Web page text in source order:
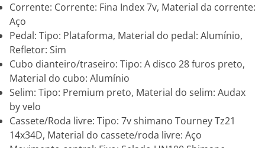
Corrente: Corrente: Fina Index 7v, Material da corrente:
Aço
Pedal: Tipo: Plataforma, Material do pedal: Alumínio,
Refletor: Sim
Cubo dianteiro/traseiro: Tipo: A disco 28 furos preto,
Material do cubo: Alumínio
Selim: Tipo: Premium preto, Material do selim: Audax
by velo
Cassete/Roda livre: Tipo: 7v shimano Tourney Tz21
14x34D, Material do cassete/roda livre: Aço